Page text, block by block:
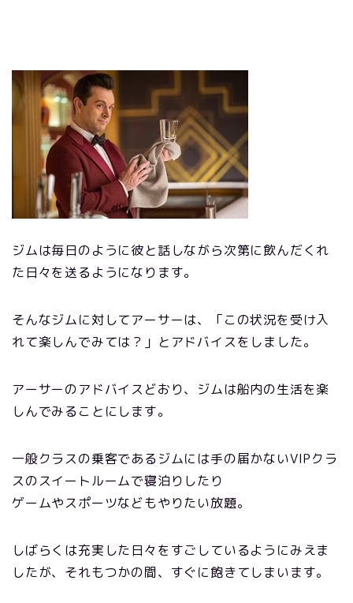
ジムは毎日のように彼と話しながら次第に飲んだくれ
た日々を送るようになります。
そんなジムに対してアーサーは、「この状況を受け入
れて楽しんでみては？」とアドバイスをしました。
アーサーのアドバイスどおり、ジムは船内の生活を楽
しんでみることにします。
一般クラスの乗客であるジムには手の届かないVIPクラ
スのスイートルームで寝泊りしたり
ゲームやスポーツなどもやりたい放題。
しばらくは充実した日々をすごしているようにみえま
したが、それもつかの間、すぐに飽きてしまいます。